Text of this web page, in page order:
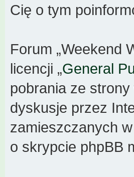
Cię o tym
Forum „Weekend
licencji „General
pobrania ze strony
dyskusje przez
zamieszczanych
o skrypcie phpBB